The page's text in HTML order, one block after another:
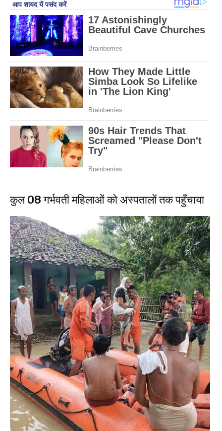
कुल 08 गर्भवती महिलाओं को अस्पतालों तक पहुँचाया